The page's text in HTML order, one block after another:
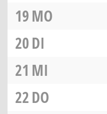
19MO
20DI
21 MI
22DO